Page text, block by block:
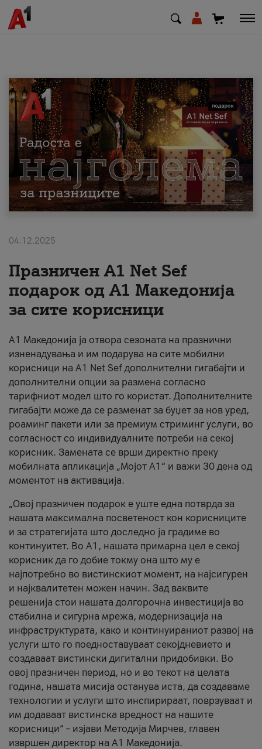
МК EN SQ
Приватни Деловни
Поддршка
Надополни кредит
За нас
#ПодобарОнлајн
04.12.2025
Празничен A1 Net Sеf
подарок од А1 Македонија
за сите корисници
А1 Македонија ја отвора сезоната на празнични
изненадувања и им подарува на сите мобилни
корисници на A1 Net Sef дополнителни гигабајти и
дополнителни опции за размена согласно
тарифниот модел што го користат. Дополнителните
гигабајти може да се разменат за буџет за нов уред,
роаминг пакети или за премиум стриминг услуги, во
согласност со индивидуалните потреби на секој
корисник. Замената се врши директно преку
мобилната апликација „Мојот А1“ и важи 30 дена од
моментот на активација.
„Овој празничен подарок е уште една потврда за
нашата максимална посветеност кон корисниците
и за стратегијата што доследно ја градиме во
континуитет. Во А1, нашата примарна цел е секој
корисник да го добие токму она што му е
најпотребно во вистинскиот момент, на најсигурен
и најквалитетен можен начин. Зад ваквите
решенија стои нашата долгорочна инвестиција во
стабилна и сигурна мрежа, модернизација на
инфраструктурата, како и континуираниот развој на
услуги што го поедноставуваат секојдневието и
создаваат вистински дигитални придобивки. Во
овој празничен период, но и во текот на целата
година, нашата мисија останува иста, да создаваме
технологии и услуги што инспирираат, поврзуваат и
им додаваат вистинска вредност на нашите
корисници“ – изјави Методија Мирчев, главен
извршен директор на А1 Македонија.